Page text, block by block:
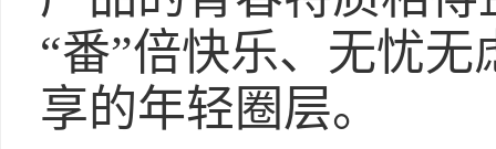
“番”倍快乐、无忧
享的年轻圈层。